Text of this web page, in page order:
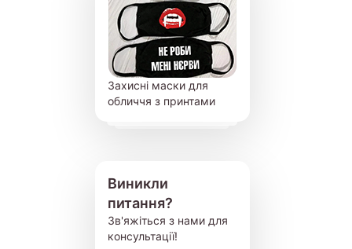
Захисні маски для
обличчя з принтами
Виникли
питання?
Зв'яжіться з нами для
консультації!